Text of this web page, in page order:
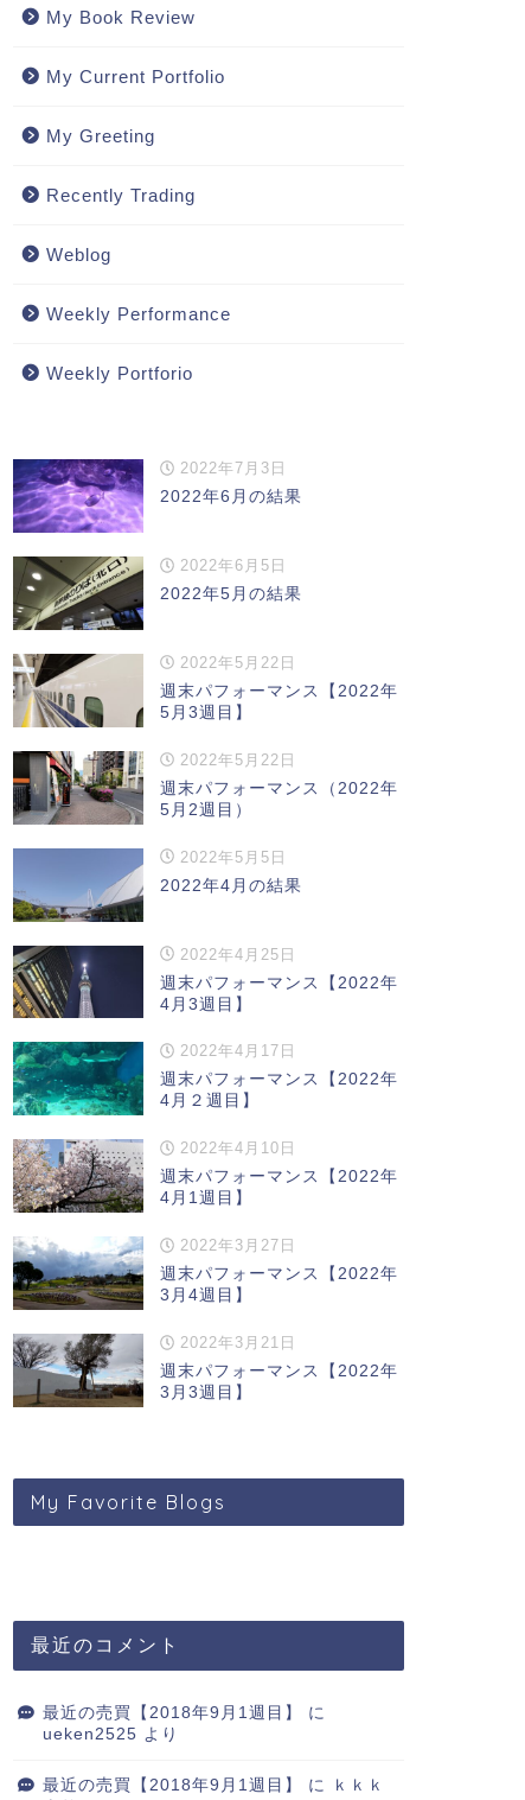
My Book Review
My Current Portfolio
My Greeting
Recently Trading
Weblog
Weekly Performance
Weekly Portforio
2022年7月3日
2022年6月の結果
2022年6月5日
2022年5月の結果
2022年5月22日
週末パフォーマンス【2022年
5月3週目】
2022年5月22日
週末パフォーマンス（2022年
5月2週目）
2022年5月5日
2022年4月の結果
2022年4月25日
週末パフォーマンス【2022年
4月3週目】
2022年4月17日
週末パフォーマンス【2022年
4月２週目】
2022年4月10日
週末パフォーマンス【2022年
4月1週目】
2022年3月27日
週末パフォーマンス【2022年
3月4週目】
2022年3月21日
週末パフォーマンス【2022年
3月3週目】
My Favorite Blogs
最近のコメント
最近の売買【2018年9月1週目】
に
ueken2525 より
最近の売買【2018年9月1週目】 に
ｋｋｋ